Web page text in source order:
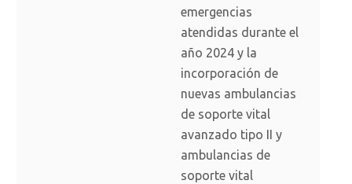
emergencias
atendidas durante el
año 2024 y la
incorporación de
nuevas ambulancias
de soporte vital
avanzado tipo II y
ambulancias de
soporte vital